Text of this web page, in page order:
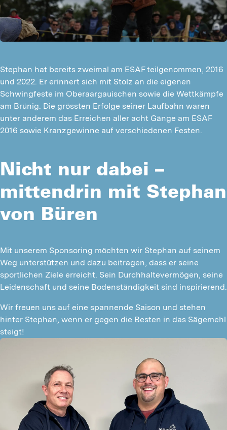
Stephan hat bereits zweimal am ESAF teilgenommen, 2016
und 2022. Er erinnert sich mit Stolz an die eigenen
Schwingfeste im Oberaargauischen sowie die Wettkämpfe
am Brünig. Die grössten Erfolge seiner Laufbahn waren
unter anderem das Erreichen aller acht Gänge am ESAF
2016 sowie Kranzgewinne auf verschiedenen Festen.
Nicht nur dabei –
mittendrin mit Stephan
von Büren
Mit unserem Sponsoring möchten wir Stephan auf seinem
Weg unterstützen und dazu beitragen, dass er seine
sportlichen Ziele erreicht. Sein Durchhaltevermögen, seine
Leidenschaft und seine Bodenständigkeit sind inspirierend.
Wir freuen uns auf eine spannende Saison und stehen
hinter Stephan, wenn er gegen die Besten in das Sägemehl
steigt!